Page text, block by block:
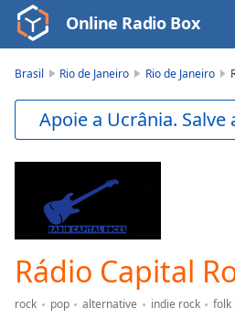
Video
Player
Forward
Mute
Current
Time0:00
Online Radio Box
Brasil Rio de Janeiro Rio de Janeiro
Apoie a Ucrânia.
Rádio Capital
rock pop alternative indie rock
folk